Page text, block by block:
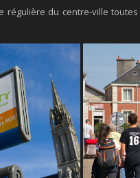
du centre-ville toutes